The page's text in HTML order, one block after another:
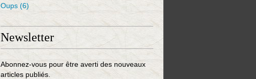
Oups (6)
Newsletter
Abonnez-vous pour être averti des nouveaux
articles publiés.